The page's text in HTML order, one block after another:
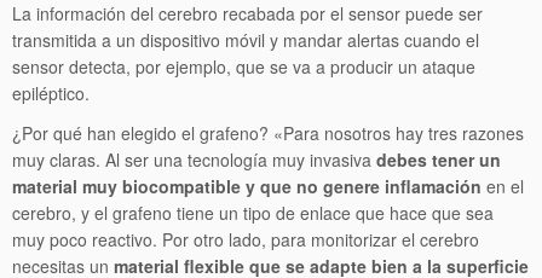
La información del cerebro recabada por el sensor puede ser
transmitida a un dispositivo móvil y mandar alertas cuando el
sensor detecta, por ejemplo, que se va a producir un ataque
epiléptico.
¿Por qué han elegido el grafeno? «Para nosotros hay tres razones
muy claras. Al ser una tecnología muy invasiva debes tener un
material muy biocompatible y que no genere inflamación en el
cerebro, y el grafeno tiene un tipo de enlace que hace que sea
muy poco reactivo. Por otro lado, para monitorizar el cerebro
necesitas un material flexible que se adapte bien a la superficie